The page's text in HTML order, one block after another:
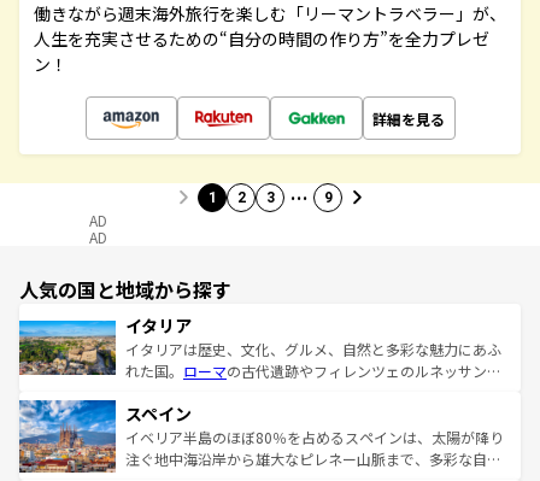
働きながら週末海外旅行を楽しむ「リーマントラベラー」が、
人生を充実させるための“自分の時間の作り方”を全力プレゼ
ン！
詳細を見る
1 2 3 … 9
AD
AD
人気の国と地域から探す
イタリア
イタリアは歴史、文化、グルメ、自然と多彩な魅力にあふ
れた国。 ローマの古代遺跡やフィレンツェのルネッサンス
ろん、トスカーナの美しい田園風景やアマルフィ海岸の絶
景など、自然景観も見逃せない。観光の合間には、本場の
ピザやパスタなど、絶品のイタリア料理を堪能することも
スペイン
イベリア半島のほぼ80％を占めるスペインは、太陽が降り
注ぐ地中海沿岸から雄大なピレネー山脈まで、多彩な自然